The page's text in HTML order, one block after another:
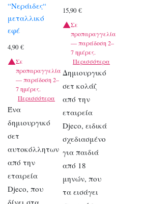
“Νεράιδες“
μεταλλικό
εφέ
4,90 €
Σε
προπαραγγελία
— παράδοση 2–
7 ημέρες.
Περισσότερα
Ένα
δημιουργικό
σετ
αυτοκόλλητων
από την
εταιρεία
Djeco, που
15,90€
Σε
προπαραγγελία
— παράδοση 2–
7 ημέρες.
Περισσότερα
Δημιουργικό
σετ κολάζ
από την
εταιρεία
Djeco, ειδικά
σχεδιασμένο
για παιδιά
από 18
μηνών, που
τα εισάγει